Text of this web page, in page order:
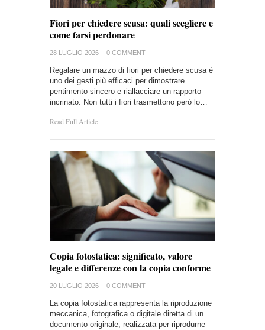
Fiori per chiedere scusa: quali scegliere e
come farsi perdonare
28 LUGLIO 2026 0 COMMENT
Regalare un mazzo di fiori per chiedere scusa è
uno dei gesti più efficaci per dimostrare
pentimento sincero e riallacciare un rapporto
incrinato. Non tutti i fiori trasmettono però lo…
Read Full Article
Copia fotostatica: significato, valore
legale e differenze con la copia conforme
20 LUGLIO 2026 0 COMMENT
La copia fotostatica rappresenta la riproduzione
meccanica, fotografica o digitale diretta di un
documento originale, realizzata per riprodurne